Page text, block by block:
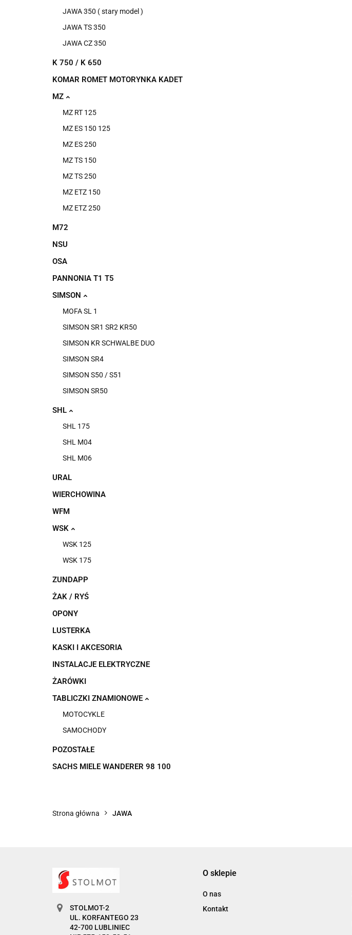
JAWA 350 ( stary model )
JAWA TS 350
JAWA CZ 350
K 750 / K 650
KOMAR ROMET MOTORYNKA KADET
MZ
MZ RT 125
MZ ES 150 125
MZ ES 250
MZ TS 150
MZ TS 250
MZ ETZ 150
MZ ETZ 250
M72
NSU
OSA
PANNONIA T1 T5
SIMSON
MOFA SL 1
SIMSON SR1 SR2 KR50
SIMSON KR SCHWALBE DUO
SIMSON SR4
SIMSON S50 / S51
SIMSON SR50
SHL
SHL 175
SHL M04
SHL M06
URAL
WIERCHOWINA
WFM
WSK
WSK 125
WSK 175
ZUNDAPP
ŻAK / RYŚ
OPONY
LUSTERKA
KASKI I AKCESORIA
INSTALACJE ELEKTRYCZNE
ŻARÓWKI
TABLICZKI ZNAMIONOWE
MOTOCYKLE
SAMOCHODY
POZOSTAŁE
SACHS MIELE WANDERER 98 100
Strona główna JAWA
STOLMOT-2
UL. KORFANTEGO 23
42-700 LUBLINIEC
O sklepie
O nas
Kontakt